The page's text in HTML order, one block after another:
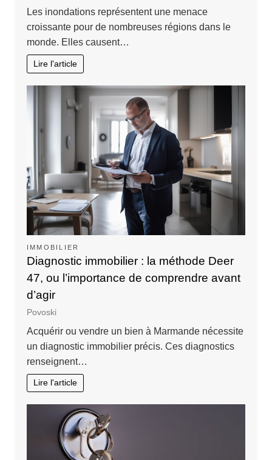
Les inondations représentent une menace
croissante pour de nombreuses régions dans le
monde. Elles causent…
Lire l'article
IMMOBILIER
Diagnostic immobilier : la méthode Deer
47, ou l’importance de comprendre avant
d’agir
Povoski
Acquérir ou vendre un bien à Marmande nécessite
un diagnostic immobilier précis. Ces diagnostics
renseignent…
Lire l'article